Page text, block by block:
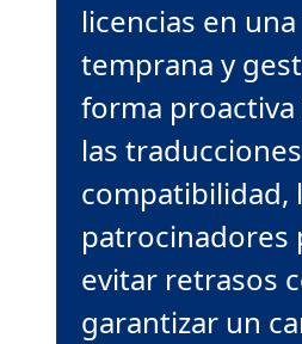
licencias en
temprana y
forma proactiva
las
compatibilidad,
patrocinadores
evitar retrasos
garantizar un